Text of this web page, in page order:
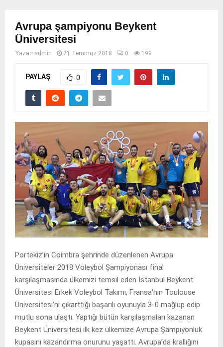
Avrupa şampiyonu Beykent
Üniversitesi
Yazan admin 21 Temmuz 2018 0 199
PAYLAŞ 0
Portekiz’in Coimbra şehrinde düzenlenen Avrupa
Üniversiteler 2018 Voleybol Şampiyonası final
karşılaşmasında ülkemizi temsil eden İstanbul Beykent
Üniversitesi Erkek Voleybol Takımı, Fransa’nın Toulouse
Üniversitesi’ni çıkarttığı başarılı oyunuyla 3-0 mağlup edip
mutlu sona ulaştı. Yaptığı bütün karşılaşmaları kazanan
Beykent Üniversitesi ilk kez ülkemize Avrupa Şampiyonluk
kupasını kazandırma onurunu yaşattı. Avrupa’da krallığını